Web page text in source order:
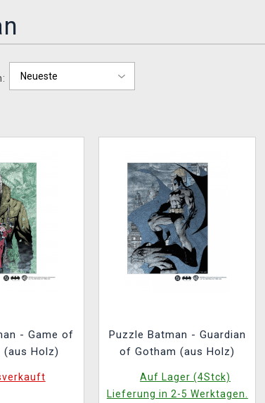
- Game of
(aus Holz)
Puzzle Batman - Guardian
of Gotham (aus Holz)
Auf Lager (4Stck)
Lieferung in 2-5 Werktagen.